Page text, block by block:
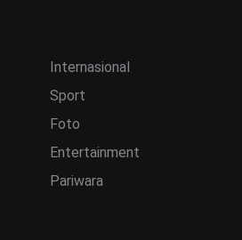
Internasional
Sport
Foto
Entertainment
Pariwara